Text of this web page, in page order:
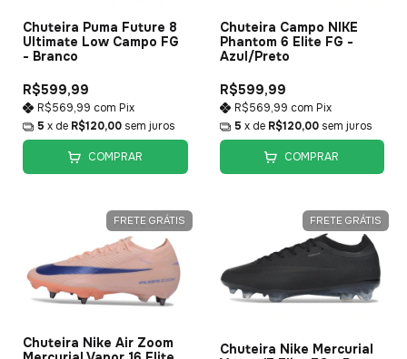
Chuteira Puma Future 8
Ultimate Low Campo FG
- Branco
R$599,99
R$569,99 com Pix
5 x de R$120,00 sem juros
COMPRAR
Chuteira Campo NIKE
Phantom 6 Elite FG -
Azul/Preto
R$599,99
R$569,99 com Pix
5 x de R$120,00 sem juros
COMPRAR
FRETE GRÁTIS
Chuteira Nike Air Zoom
FRETE GRÁTIS
Chuteira Nike Mercurial